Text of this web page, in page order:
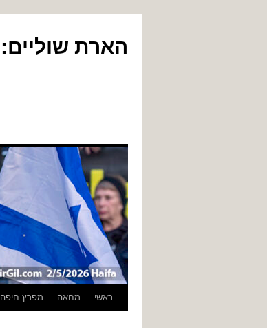
הארת שוליים: Yair Gil Photography
לדלגראשי מחאה מפרץ חיפה